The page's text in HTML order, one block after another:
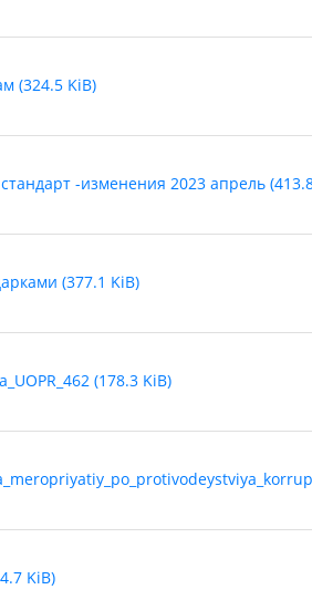
(324.5 KiB)
-изменения 2023 апрель
(377.1 KiB)
(178.3 KiB)
KiB)